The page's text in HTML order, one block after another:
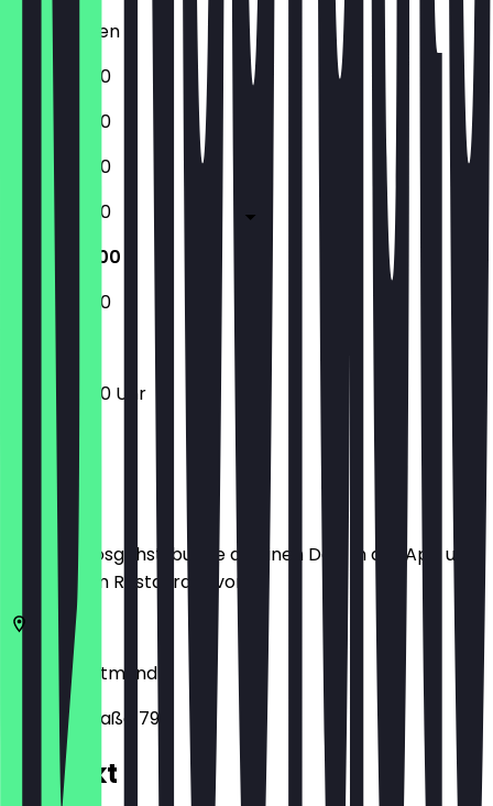
Geschlossen
14:00 - 21:00
14:00 - 21:00
14:00 - 21:00
14:00 - 21:00
14:00 - 21:00
14:00 - 21:00
14:00 - 21:00 Uhr
Bevor du losgehst, buche dir einen Deal in der App und
zeige ihn im Restaurant vor.
44225 Dortmund
Harkortstraße 79
Kontakt